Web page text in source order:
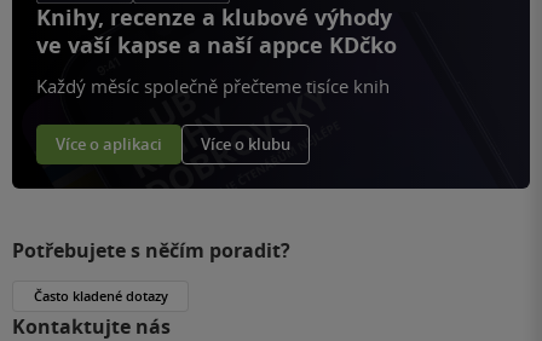
Knihy, recenze a klubové výhody
ve vaší kapse a naší appce KDčko
Každý měsíc společně přečteme tisíce knih
Více o aplikaci Více o klubu
Potřebujete s něčím poradit?
Často kladené dotazy
Kontaktujte nás